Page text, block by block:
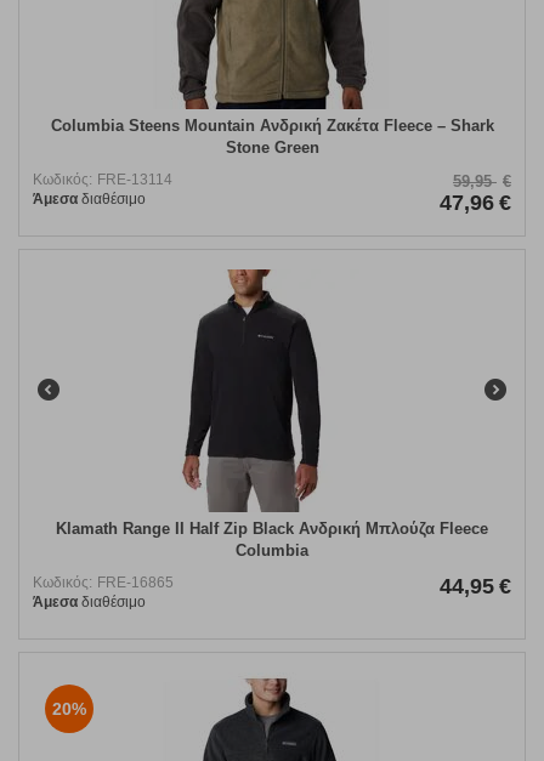
Columbia Steens Mountain Ανδρική Ζακέτα Fleece – Shark
Stone Green
Κωδικός: FRE-13114
Άμεσα διαθέσιμο
59,95 €
47,96 €
Klamath Range II Half Zip Black Ανδρική Μπλούζα Fleece
Columbia
Κωδικός: FRE-16865
Άμεσα διαθέσιμο
44,95 €
20%